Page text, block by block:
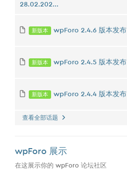
28.02.202...
新版本 wpForo 2.4.6 版本发布
新版本 wpForo 2.4.5 版本发布
新版本 wpForo 2.4.4 版本发布
查看全部话题
wpForo 展示
在这展示你的 wpForo 论坛社区